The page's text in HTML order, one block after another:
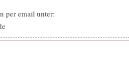
per email unter: